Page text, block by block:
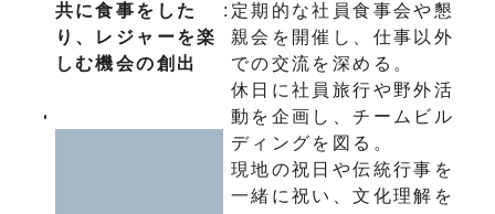
共に食事をした
り、レジャーを楽
しむ機会の創出
: 定期的な社員食事会や懇
親会を開催し、仕事以外
での交流を深める。
休日に社員旅行や野外活
動を企画し、チームビル
ディングを図る。
現地の祝日や伝統行事を
一緒に祝い、文化理解を